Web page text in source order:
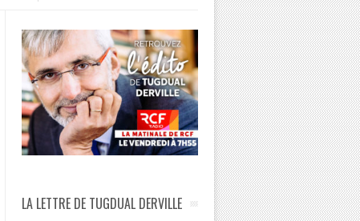
LA LETTRE DE TUGDUAL DERVILLE